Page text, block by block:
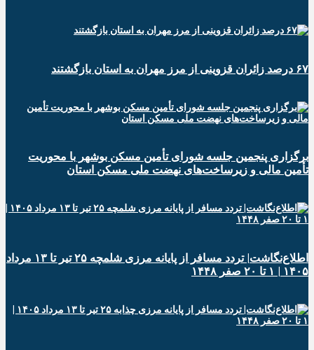
۶۷ درصد زائران قزوینی از مرز مهران به استان بازگشتند
برگزاری پنجمین جلسه شورای تأمین مسکن بوشهر با محوریت
تأمین مالی و زیرساخت‌های نهضت ملی مسکن استان
اطلاع‌نگاشت| تردد مسافر از پایانه‌ مرزی شلمچه ۲۵ تیر تا ۱۳ مرداد
۱۴۰۵ | ۱ تا ۲۰ صفر ۱۴۴۸